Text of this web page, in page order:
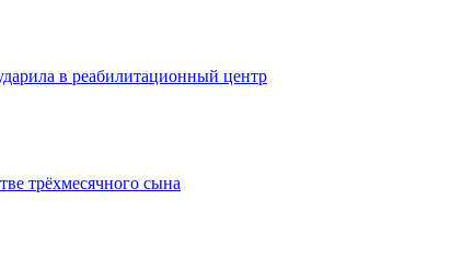
в реабилитационный центр
трёхмесячного сына